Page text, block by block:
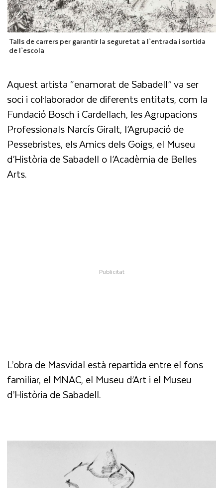
Talls de carrers per garantir la seguretat a l`entrada i sortida
de l`escola
Aquest artista “enamorat de Sabadell” va ser
soci i col·laborador de diferents entitats, com la
Fundació Bosch i Cardellach, les Agrupacions
Professionals Narcís Giralt, l’Agrupació de
Pessebristes, els Amics dels Goigs, el Museu
d’Història de Sabadell o l’Acadèmia de Belles
Arts.
L’obra de Masvidal està repartida entre el fons
familiar, el MNAC, el Museu d’Art i el Museu
d’Història de Sabadell.